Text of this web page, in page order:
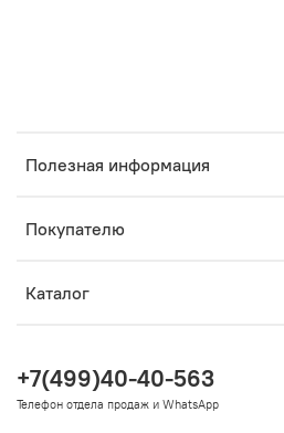
Полезная информация
Покупателю
Каталог
+7(499)40-40-563
Телефон отдела продаж и WhatsApp